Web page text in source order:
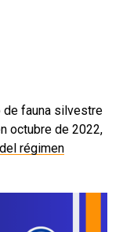
de fauna silvestre
octubre de 2022,
régimen